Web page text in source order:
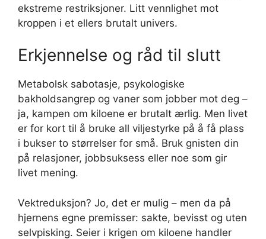
ekstreme restriksjoner. Litt vennlighet mot
kroppen i et ellers brutalt univers.
Erkjennelse og råd til slutt
Metabolsk sabotasje, psykologiske
bakholdsangrep og vaner som jobber mot deg –
ja, kampen om kiloene er brutalt ærlig. Men livet
er for kort til å bruke all viljestyrke på å få plass
i bukser to størrelser for små. Bruk gnisten din
på relasjoner, jobbsuksess eller noe som gir
livet mening.
Vektreduksjon? Jo, det er mulig – men da på
hjernens egne premisser: sakte, bevisst og uten
selvpisking. Seier i krigen om kiloene handler